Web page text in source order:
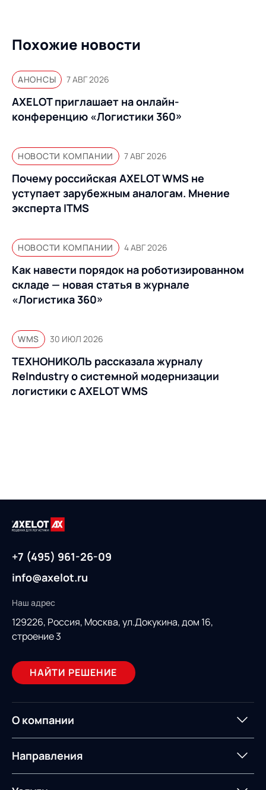
Похожие новости
АНОНСЫ 7 АВГ 2026
AXELOT приглашает на онлайн-
конференцию «Логистики 360»
НОВОСТИ КОМПАНИИ 7 АВГ 2026
Почему российская AXELOT WMS не
уступает зарубежным аналогам. Мнение
эксперта ITMS
НОВОСТИ КОМПАНИИ 4 АВГ 2026
Как навести порядок на роботизированном
складе — новая статья в журнале
«Логистика 360»
WMS 30 ИЮЛ 2026
ТЕХНОНИКОЛЬ рассказала журналу
ReIndustry о системной модернизации
логистики с AXELOT WMS
+7 (495) 961-26-09
info@axelot.ru
Наш адрес
129226, Россия, Москва, ул.Докукина, дом 16,
строение 3
НАЙТИ РЕШЕНИЕ
О компании
О компании
ИТ-аккредитация
Импортозамещение
Направления